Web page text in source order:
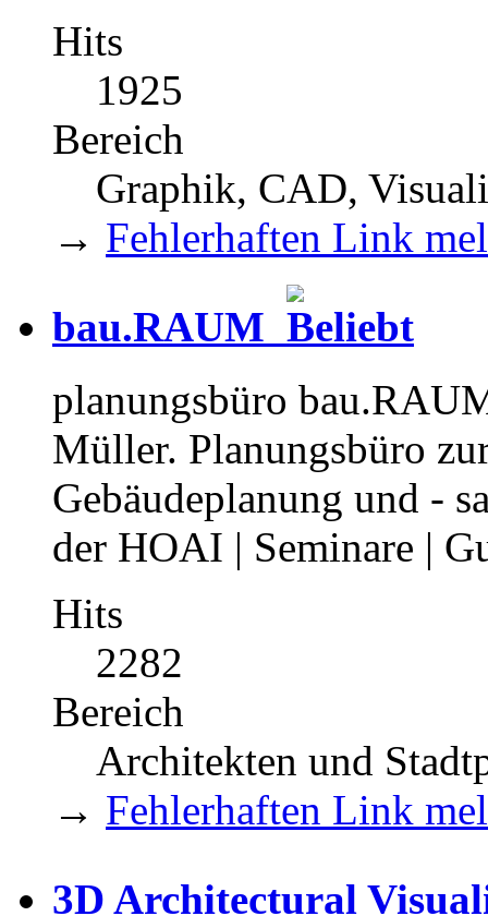
Hits
1925
Bereich
Graphik, CAD,
→ Fehlerhaften Link
bau.RAUM
planungsbüro
Müller. Planungsbüro
Gebäudeplanung und -
der HOAI | Seminare |
Hits
2282
Bereich
Architekten und
→ Fehlerhaften Link
3D Architectural